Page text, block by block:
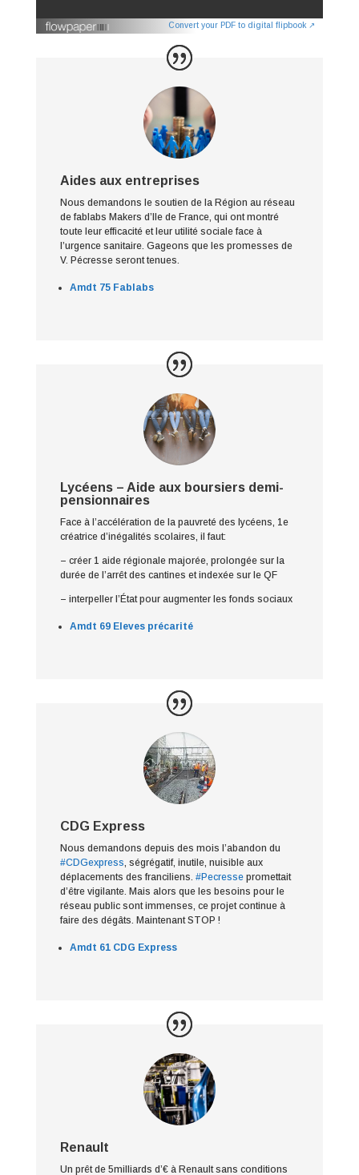
Convert your PDF to digital flipbook ↗
Aides aux entreprises
Nous demandons le soutien de la Région au réseau
de fablabs Makers d’Ile de France, qui ont montré
toute leur efficacité et leur utilité sociale face à
l’urgence sanitaire. Gageons que les promesses de
V. Pécresse seront tenues.
Amdt 75 Fablabs
Lycéens – Aide aux boursiers demi-
pensionnaires
Face à l’accélération de la pauvreté des lycéens, 1e
créatrice d’inégalités scolaires, il faut:
– créer 1 aide régionale majorée, prolongée sur la
durée de l’arrêt des cantines et indexée sur le QF
– interpeller l’État pour augmenter les fonds sociaux
Amdt 69 Eleves précarité
CDG Express
Nous demandons depuis des mois l’abandon du
#CDGexpress, ségrégatif, inutile, nuisible aux
déplacements des franciliens. #Pecressepromettait
d’être vigilante. Mais alors que les besoins pour le
réseau public sont immenses, ce projet continue à
faire des dégâts. Maintenant STOP !
Amdt 61 CDG Express
Renault
Un prêt de 5milliards d’€ à Renault sans conditions